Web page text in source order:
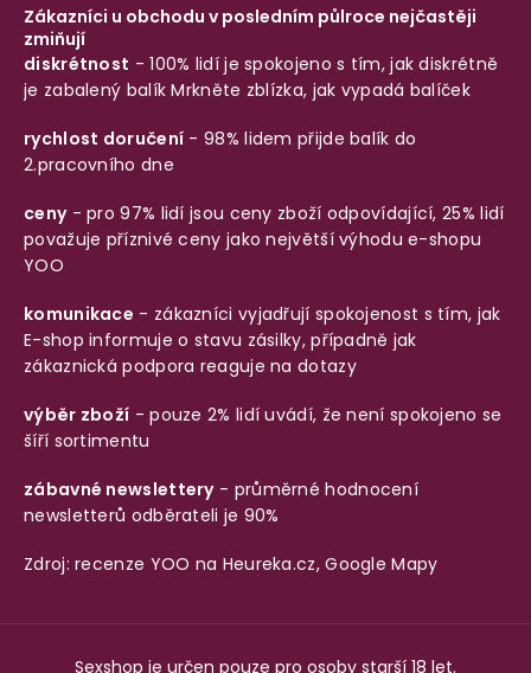
Zákazníci u obchodu v posledním půlroce nejčastěji
zmiňují
diskrétnost - 100% lidí je spokojeno s tím, jak diskrétně
je zabalený balíkMrkněte zblízka, jak vypadá balíček
rychlost doručení - 98% lidem přijde balík do
2.pracovního dne
ceny- pro 97% lidí jsou ceny zboží odpovídající, 25% lidí
považuje příznivé ceny jako největší výhodu e-shopu
YOO
komunikace - zákazníci vyjadřují spokojenost s tím, jak
E-shop informuje o stavu zásilky, případně jak
zákaznická podpora reaguje na dotazy
výběr zboží - pouze 2% lidí uvádí, že není spokojeno se
šíří sortimentu
zábavné newslettery- průměrné hodnocení
newsletterů odběrateli je 90%
Zdroj: recenze YOO na Heureka.cz,Google Mapy
Sexshop je určen pouze pro osoby starší 18 let.